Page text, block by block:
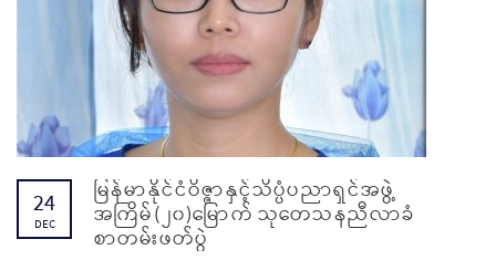
24
DEC
မြန်မာနိုင်ငံဝိဇ္ဇာနှင့်သိပ္ပံပညာရှင်အဖွဲ့
အကြိမ်(၂၀)မြောက် သုတေသနညီလာခံ
စာတမ်းဖတ်ပွဲ